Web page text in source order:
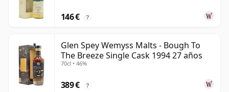
146 € ?
Glen Spey Wemyss Malts - Bough To
The Breeze Single Cask 1994 27 años
70cl • 46%
389 € ?